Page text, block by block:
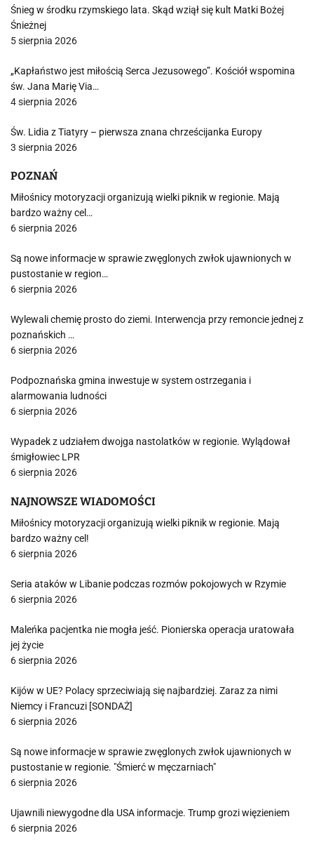
Śnieg w środku rzymskiego lata. Skąd wziął się kult Matki Bożej
Śnieżnej
5 sierpnia 2026
„Kapłaństwo jest miłością Serca Jezusowego”. Kościół wspomina
św. Jana Marię Via…
4 sierpnia 2026
Św. Lidia z Tiatyry – pierwsza znana chrześcijanka Europy
3 sierpnia 2026
POZNAŃ
Miłośnicy motoryzacji organizują wielki piknik w regionie. Mają
bardzo ważny cel…
6 sierpnia 2026
Są nowe informacje w sprawie zwęglonych zwłok ujawnionych w
pustostanie w region…
6 sierpnia 2026
Wylewali chemię prosto do ziemi. Interwencja przy remoncie jednej z
poznańskich …
6 sierpnia 2026
Podpoznańska gmina inwestuje w system ostrzegania i
alarmowania ludności
6 sierpnia 2026
Wypadek z udziałem dwojga nastolatków w regionie. Wylądował
śmigłowiec LPR
6 sierpnia 2026
NAJNOWSZE WIADOMOŚCI
Miłośnicy motoryzacji organizują wielki piknik w regionie. Mają
bardzo ważny cel!
6 sierpnia 2026
Seria ataków w Libanie podczas rozmów pokojowych w Rzymie
6 sierpnia 2026
Maleńka pacjentka nie mogła jeść. Pionierska operacja uratowała
jej życie
6 sierpnia 2026
Kijów w UE? Polacy sprzeciwiają się najbardziej. Zaraz za nimi
Niemcy i Francuzi [SONDAŻ]
6 sierpnia 2026
Są nowe informacje w sprawie zwęglonych zwłok ujawnionych w
pustostanie w regionie. "Śmierć w męczarniach"
6 sierpnia 2026
Ujawnili niewygodne dla USA informacje. Trump grozi więzieniem
6 sierpnia 2026